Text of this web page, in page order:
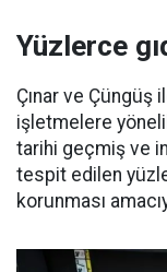
Yüzlerce
Çınar ve
işletmelere
tarihi geçmiş ve
tespit edilen
korunması